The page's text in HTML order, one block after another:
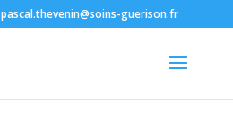
pascal.thevenin@soins-guerison.fr